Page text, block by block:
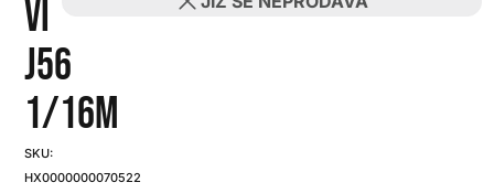
VIOLIN
J56
1/16M
SKU:
HX0000000070522